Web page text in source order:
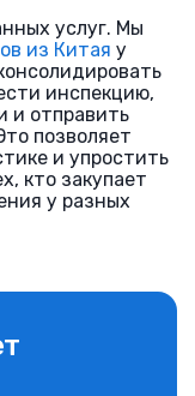
услуг. Мы
из Китая у
инспекцию,
и отправить
позволяет
и упростить
кто закупает
у разных